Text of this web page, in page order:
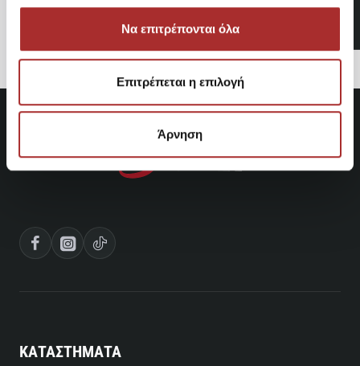
Να επιτρέπονται όλα
Επιτρέπεται η επιλογή
Άρνηση
ΚΑΤΑΣΤΗΜΑΤΑ